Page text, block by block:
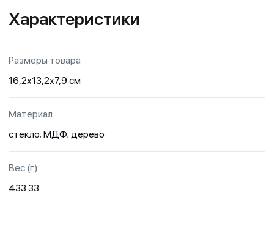
Характеристики
Размеры товара
16,2х13,2х7,9 см
Материал
стекло; МДФ; дерево
Вес (г)
433.33